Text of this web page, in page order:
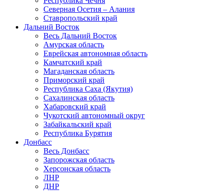
Северная Осетия – Алания
Ставропольский край
Дальний Восток
Весь Дальний Восток
Амурская область
Еврейская автономная область
Камчатский край
Магаданская область
Приморский край
Республика Саха (Якутия)
Сахалинская область
Хабаровский край
Чукотский автономный округ
Забайкальский край
Республика Бурятия
Донбасс
Весь Донбасс
Запорожская область
Херсонская область
ЛНР
ДНР